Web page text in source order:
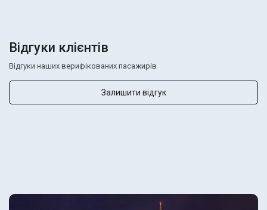
Відгуки клієнтів
Відгуки наших верифікованих пасажирів
Залишити відгук